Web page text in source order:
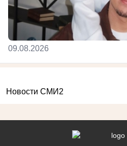
09.08.2026
Новости СМИ2